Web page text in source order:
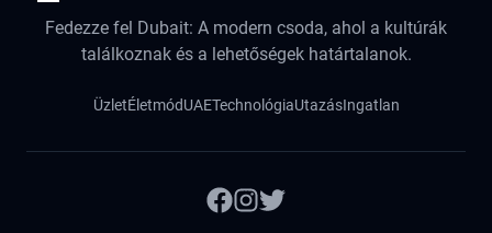
Fedezze fel Dubait: A modern csoda, ahol a kultúrák
találkoznak és a lehetőségek határtalanok.
ÜzletÉletmódUAETechnológiaUtazásIngatlan